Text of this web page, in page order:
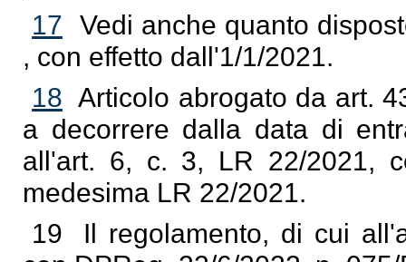
17 Vedi anche quanto
, con effetto dall'1/1/2021.
18 Articolo abrogato da art.
a decorrere dalla data di
all'art. 6, c. 3, LR 22/2021,
medesima LR 22/2021.
19
Il regolamento, di cui